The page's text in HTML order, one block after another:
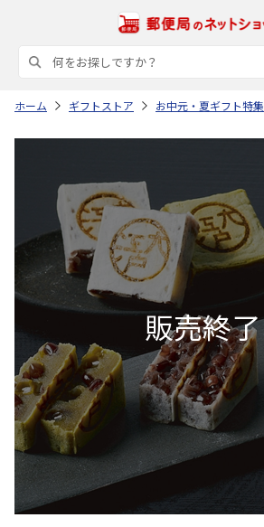
ホーム ギフトストア お中元・夏ギフト特